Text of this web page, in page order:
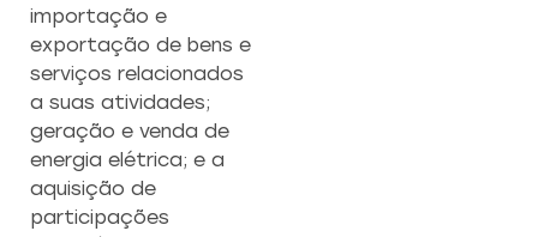
importação e
exportação de bens e
serviços relacionados
a suas atividades;
geração e venda de
energia elétrica; e a
aquisição de
participações